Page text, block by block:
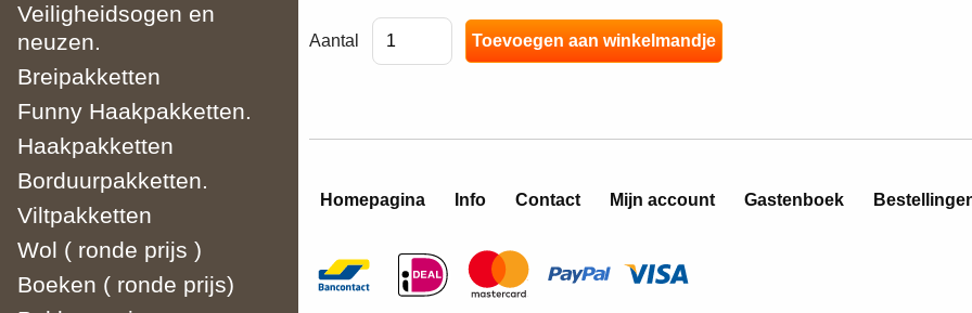
Veiligheidsogen en
neuzen.
Breipakketten
Funny Haakpakketten.
Haakpakketten
Borduurpakketten.
Viltpakketten
Wol ( ronde prijs )
Boeken ( ronde prijs)
Aantal
Homepagina Info Contact Mijn account Gastenboek